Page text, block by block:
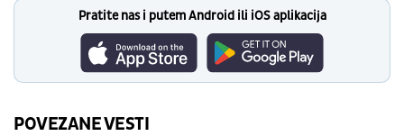
Pratite nas i putem Android ili iOS aplikacija
POVEZANE VESTI